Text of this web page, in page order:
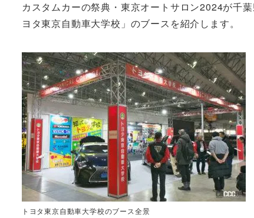
カスタムカーの祭典・東京オートサロン2024が千
ヨタ東京自動車大学校」のブースを紹介します。
トヨタ東京自動車大学校のブース全景